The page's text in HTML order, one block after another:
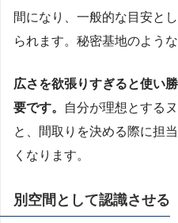
間になり、一般的な目安と
られます。秘密基地のよう
広さを欲張りすぎると使い
要です。
自分が理想とする
と、間取りを決める際に担
くなります。
別空間として認識させる